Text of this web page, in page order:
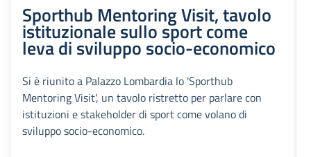
Sporthub Mentoring Visit, tavolo
istituzionale sullo sport come
leva di sviluppo socio-economico
Si è riunito a Palazzo Lombardia lo 'Sporthub
Mentoring Visit', un tavolo ristretto per parlare con
istituzioni e stakeholder di sport come volano di
sviluppo socio-economico.